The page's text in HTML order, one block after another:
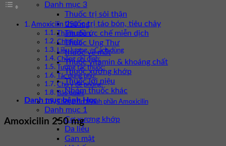
Danh mục 3
Thuốc trị sỏi thận
thuốc trị táo bón, tiêu chảy
Thuốc ức chế miễn dịch
Thuốc Ung Thư
thuốc về mắt
Thuốc vitamin & khoáng chất
Thuốc xương khớp
Thuốc lợi niệu
Nhóm thuốc khác
Danh mục bệnh Học
Danh mục 1
Cơ xương khớp
Da liễu
Gan mật
Amoxicilin 250 mg
Thành phần:
Chỉ định:
Liều lượng – Cách dùng
Chống chỉ định:
Tương tác thuốc:
Tác dụng phụ:
Chú ý đề phòng:
Bảo quản:
Thông tin thành phần Amoxicilin
Amoxicilin 250 mg